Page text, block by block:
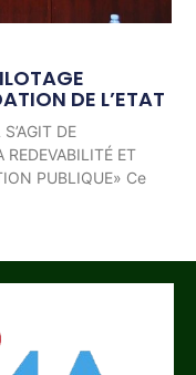
DE L’ETAT
DE
REDEVABILITÉ ET
PUBLIQUE» Ce